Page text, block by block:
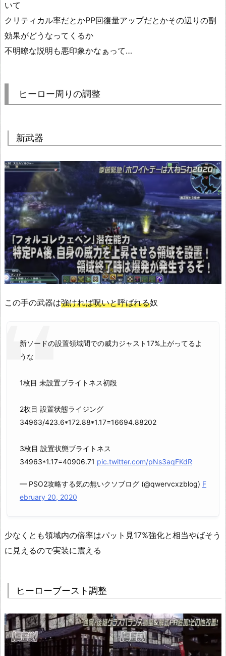
いて
クリティカル率だとかPP回復量アップだとかその辺りの副
効果がどうなってくるか
不明瞭な説明も悪印象かなぁって…
ヒーロー周りの調整
新武器
この手の武器は強ければ呪いと呼ばれる奴
新ソードの設置領域間での威力ジャスト17%上がってるよ
うな
1枚目 未設置ブライトネス初段
2枚目 設置状態ライジング
34963/423.6*172.88*1.17=16694.88202
3枚目 設置状態ブライトネス
34963*1.17=40906.71 pic.twitter.com/pNs3aqFKdR
— PSO2攻略する気の無いクソブログ (@qwervcxzblog) F
ebruary 20, 2020
少なくとも領域内の倍率はパット見17%強化と相当やばそう
に見えるので実装に震える
ヒーローブースト調整